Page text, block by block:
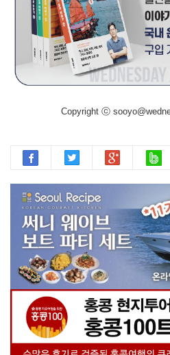
Copyright ⓒ